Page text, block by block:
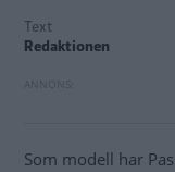
Text
Redaktionen
Som modell har